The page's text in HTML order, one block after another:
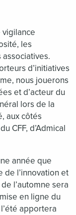
vigilance
les
d’initiatives
nous jouerons
et d’acteur du
lors de la
aux côtés
CFF, d’Admical
année que
de l’innovation et
de l’automne sera
en ligne du
apportera